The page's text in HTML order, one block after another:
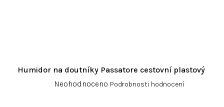
Humidor na doutníky Passatore cestovní plastový
Průměrné
Neohodnoceno Podrobnosti hodnocení